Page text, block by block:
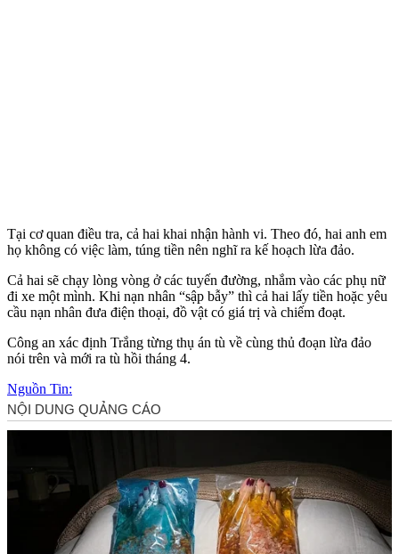
Tại cơ quan điều tra, cả hai khai nhận hành vi. Theo đó, hai anh em
họ không có việc làm, túng tiền nên nghĩ ra kế hoạch lừa đảo.
Cả hai sẽ chạy lòng vòng ở các tuyến đường, nhắm vào các phụ nữ
đi xe một mình. Khi nạn nhân “sập bẫy” thì cả hai lấy tiền hoặc yêu
cầu nạn nhân đưa điện thoại, đồ vật có giá trị và chiếm đoạt.
Công an xác định Trắng từng thụ án tù về cùng thủ đoạn lừa đảo
nói trên và mới ra tù hồi tháng 4.
Nguồn Tin: